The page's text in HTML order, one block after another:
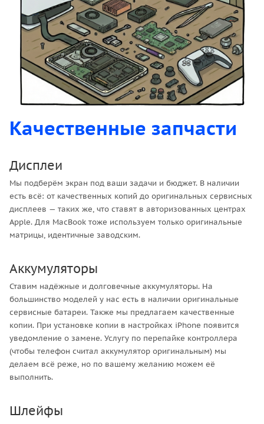
Качественные запчасти
Дисплеи
Мы подберём экран под ваши задачи и бюджет. В наличии
есть всё: от качественных копий до оригинальных сервисных
дисплеев — таких же, что ставят в авторизованных центрах
Apple. Для MacBook тоже используем только оригинальные
матрицы, идентичные заводским.
Аккумуляторы
Ставим надёжные и долговечные аккумуляторы. На
большинство моделей у нас есть в наличии оригинальные
сервисные батареи. Также мы предлагаем качественные
копии. При установке копии в настройках iPhone появится
уведомление о замене. Услугу по перепайке контроллера
(чтобы телефон считал аккумулятор оригинальным) мы
делаем всё реже, но по вашему желанию можем её
выполнить.
Шлейфы